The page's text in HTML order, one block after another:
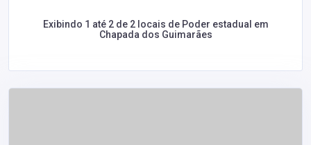
Exibindo 1 até 2 de 2 locais de Poder estadual em
Chapada dos Guimarães